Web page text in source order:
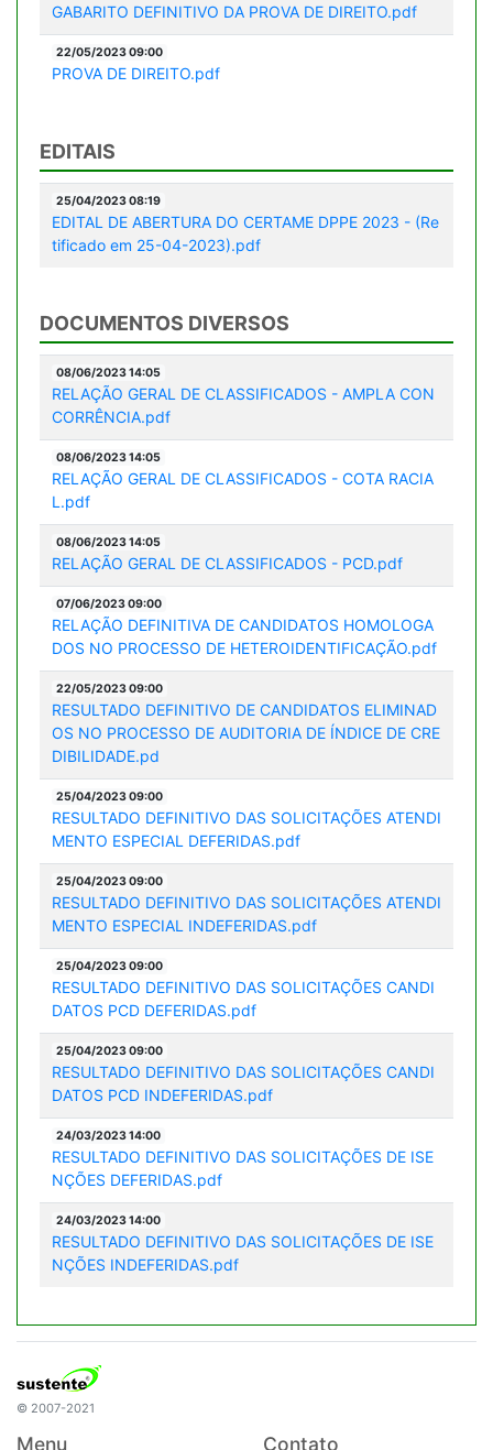
GABARITO DEFINITIVO DA PROVA DE DIREITO.pdf
22/05/2023 09:00
PROVA DE DIREITO.pdf
EDITAIS
25/04/2023 08:19
EDITAL DE ABERTURA DO CERTAME DPPE 2023 - (Re
tificado em 25-04-2023).pdf
DOCUMENTOS DIVERSOS
08/06/2023 14:05
RELAÇÃO GERAL DE CLASSIFICADOS - AMPLA CON
CORRÊNCIA.pdf
08/06/2023 14:05
RELAÇÃO GERAL DE CLASSIFICADOS - COTA RACIA
L.pdf
08/06/2023 14:05
RELAÇÃO GERAL DE CLASSIFICADOS - PCD.pdf
07/06/2023 09:00
RELAÇÃO DEFINITIVA DE CANDIDATOS HOMOLOGA
DOS NO PROCESSO DE HETEROIDENTIFICAÇÃO.pdf
22/05/2023 09:00
RESULTADO DEFINITIVO DE CANDIDATOS ELIMINAD
OS NO PROCESSO DE AUDITORIA DE ÍNDICE DE CRE
DIBILIDADE.pd
25/04/2023 09:00
RESULTADO DEFINITIVO DAS SOLICITAÇÕES ATENDI
MENTO ESPECIAL DEFERIDAS.pdf
25/04/2023 09:00
RESULTADO DEFINITIVO DAS SOLICITAÇÕES ATENDI
MENTO ESPECIAL INDEFERIDAS.pdf
25/04/2023 09:00
RESULTADO DEFINITIVO DAS SOLICITAÇÕES CANDI
DATOS PCD DEFERIDAS.pdf
25/04/2023 09:00
RESULTADO DEFINITIVO DAS SOLICITAÇÕES CANDI
DATOS PCD INDEFERIDAS.pdf
24/03/2023 14:00
RESULTADO DEFINITIVO DAS SOLICITAÇÕES DE ISE
NÇÕES DEFERIDAS.pdf
24/03/2023 14:00
RESULTADO DEFINITIVO DAS SOLICITAÇÕES DE ISE
NÇÕES INDEFERIDAS.pdf
© 2007-2021
Menu Contato